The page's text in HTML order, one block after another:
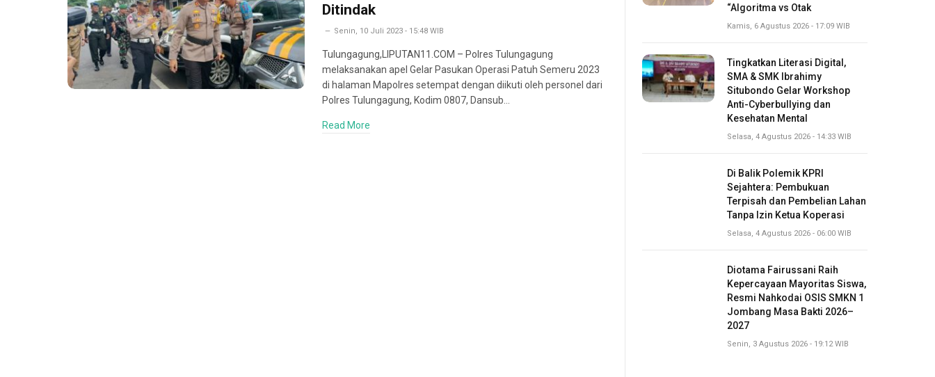
Ditindak
Senin, 10 Juli 2023 - 15:48 WIB
Tulungagung,LIPUTAN11.COM – Polres Tulungagung
melaksanakan apel Gelar Pasukan Operasi Patuh Semeru 2023
di halaman Mapolres setempat dengan diikuti oleh personel dari
Polres Tulungagung, Kodim 0807, Dansub…
Read More
“Algoritma vs Otak
Kamis, 6 Agustus 2026 - 17:09 WIB
Tingkatkan Literasi Digital,
SMA & SMK Ibrahimy
Situbondo Gelar Workshop
Anti-Cyberbullying dan
Kesehatan Mental
Selasa, 4 Agustus 2026 - 14:33 WIB
Di Balik Polemik KPRI
Sejahtera: Pembukuan
Terpisah dan Pembelian Lahan
Tanpa Izin Ketua Koperasi
Selasa, 4 Agustus 2026 - 06:00 WIB
Diotama Fairussani Raih
Kepercayaan Mayoritas Siswa,
Resmi Nahkodai OSIS SMKN 1
Jombang Masa Bakti 2026–
2027
Senin, 3 Agustus 2026 - 19:12 WIB